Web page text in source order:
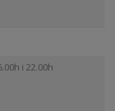
i 22.00h